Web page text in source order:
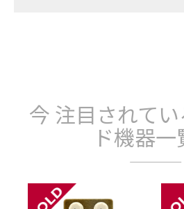
今 注目されて
ド機器一